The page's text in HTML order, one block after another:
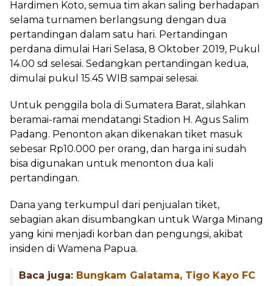
Hardimen Koto, semua tim akan saling berhadapan
selama turnamen berlangsung dengan dua
pertandingan dalam satu hari. Pertandingan
perdana dimulai Hari Selasa, 8 Oktober 2019, Pukul
14.00 sd selesai. Sedangkan pertandingan kedua,
dimulai pukul 15.45 WIB sampai selesai.
Untuk penggila bola di Sumatera Barat, silahkan
beramai-ramai mendatangi Stadion H. Agus Salim
Padang. Penonton akan dikenakan tiket masuk
sebesar Rp10.000 per orang, dan harga ini sudah
bisa digunakan untuk menonton dua kali
pertandingan.
Dana yang terkumpul dari penjualan tiket,
sebagian akan disumbangkan untuk Warga Minang
yang kini menjadi korban dan pengungsi, akibat
insiden di Wamena Papua.
Baca juga: Bungkam Galatama, Tigo Kayo FC